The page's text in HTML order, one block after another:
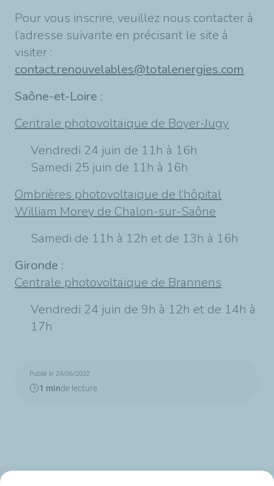
Pour vous inscrire, veuillez nous contacter à
l’adresse suivante en précisant le site à
visiter :
contact.renouvelables@totalenergies.com
Saône-et-Loire :
Centrale photovoltaïque de Boyer-Jugy
Vendredi 24 juin de 11h à 16h
Samedi 25 juin de 11h à 16h
Ombrières photovoltaïque de l’hôpital
William Morey de Chalon-sur-Saône
Samedi de 11h à 12h et de 13h à 16h
Gironde :
Centrale photovoltaïque de Brannens
Vendredi 24 juin de 9h à 12h et de 14h à
17h
Publié le 24/06/2022
1 minde lecture